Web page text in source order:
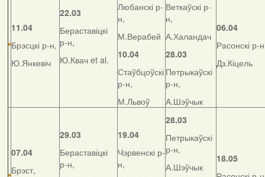
11.04
Брэсцкі р-н,
Ю.Янкевіч
22.03
Бераставіцкі
р-н,
Ю.Квач et al.
Любанскі р-
н,
М.Верабей
10.04
Стаўбцоўскі
р-н,
М.Львоў
Веткаўскі р-
н,
А.Халандач
28.03
Петрыкаўскі
р-н,
А.Шэўчык
06.04
Расонскі р-
Дз.Кіцель
07.04
Брэст,
29.03
Бераставіцкі
р-н,
19.04
Чэрвенскі р-
н,
28.03
Петрыкаўскі
р-н,
А.Шэўчык
18.05